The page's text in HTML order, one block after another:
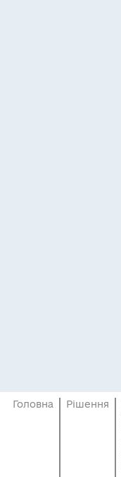
Головна Рішення